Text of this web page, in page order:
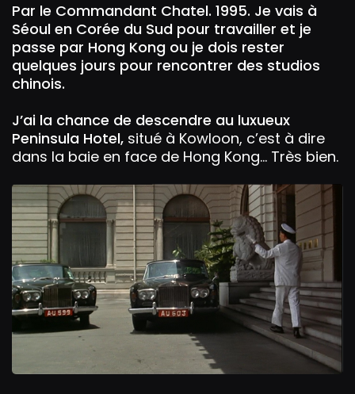
Par le Commandant Chatel. 1995. Je vais à
Séoul en Corée du Sud pour travailler et je
passe par Hong Kong ou je dois rester
quelques jours pour rencontrer des studios
chinois.
J’ai la chance de descendre au luxueux
Peninsula Hotel, situé à Kowloon, c’est à dire
dans la baie en face de Hong Kong… Très bien.